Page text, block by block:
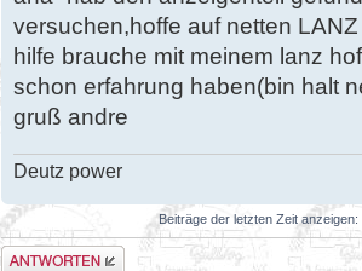
versuchen,hoffe auf netten
hilfe brauche mit meinem lanz
schon erfahrung haben(bin halt
gruß andre
Deutz power
Beiträge der letzten Zeit anzeigen:
Antwort erstellen